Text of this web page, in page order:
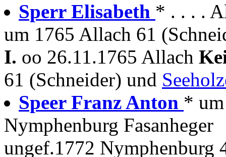
Sperr Elisabeth * . . . .
um 1765 Allach 61
I. oo 26.11.1765 Allach
61 (Schneider) und
Speer Franz Anton *
Nymphenburg Fasanheger
ungef.1772 Nymphenburg